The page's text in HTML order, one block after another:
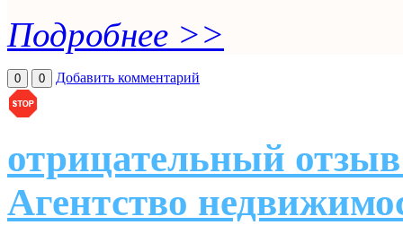
Подробнее >>
0 0 Добавить комментарий
отрицательный
Агентство